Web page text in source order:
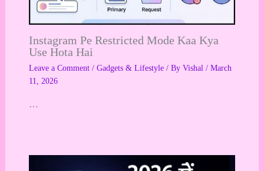
Instagram Pe Restricted Mode Kaa Kya
Use Hota Hai
Leave a Comment / Gadgets & Lifestyle/ By Vishal / March
11, 2026
…